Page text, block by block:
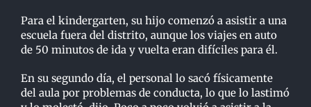
Para el kindergarten, su hijo comenzó a asistir a una
escuela fuera del distrito, aunque los viajes en auto
de 50 minutos de ida y vuelta eran difíciles para él.
En su segundo día, el personal lo sacó físicamente
del aula por problemas de conducta, lo que lo lastimó